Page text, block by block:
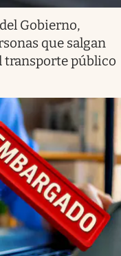
Gobierno,
que salgan
transporte público